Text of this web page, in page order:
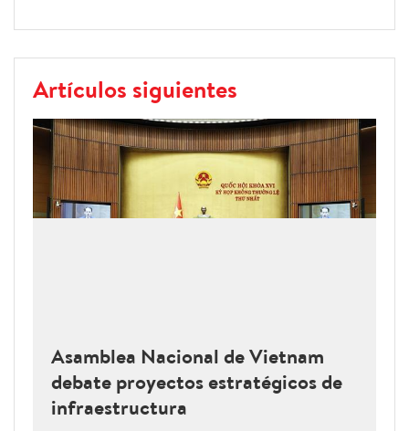
Artículos siguientes
Asamblea Nacional de Vietnam
debate proyectos estratégicos de
infraestructura